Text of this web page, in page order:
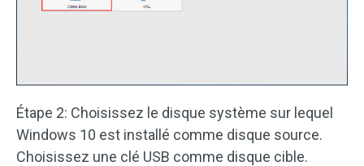
Étape 2: Choisissez le disque système sur lequel
Windows 10 est installé comme disque source.
Choisissez une clé USB comme disque cible.